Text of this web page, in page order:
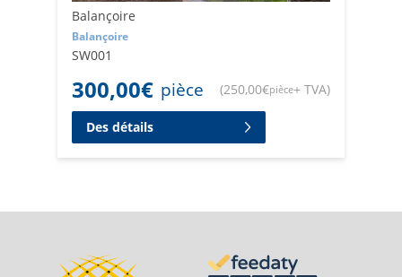
Balançoire
Balançoire
SW001
300,00€ pièce (250,00€pièce+ TVA)
Des détails